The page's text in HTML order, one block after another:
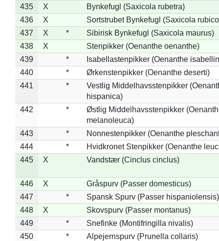
435
X
Bynkefugl (Saxicola rubetra)
436
X
Sortstrubet Bynkefugl (Saxicola
437
X *
Sibirisk Bynkefugl (Saxicola maurus)
438
X
Stenpikker (Oenanthe oenanthe)
439
*
Isabellastenpikker (Oenanthe
440
*
Ørkenstenpikker (Oenanthe deserti)
441
*
Vestlig Middelhavsstenpikker
hispanica)
442
*
Østlig Middelhavsstenpikker
melanoleuca)
443
*
Nonnestenpikker (Oenanthe
444
*
Hvidkronet Stenpikker (Oenanthe
445
X Vandstær (Cinclus cinclus)
446 X
Gråspurv (Passer domesticus)
447
*
Spansk Spurv (Passer hispaniolensis)
448
X
Skovspurv (Passer montanus)
449
*
Snefinke (Montifringilla nivalis)
450
*
Alpejernspurv (Prunella collaris)